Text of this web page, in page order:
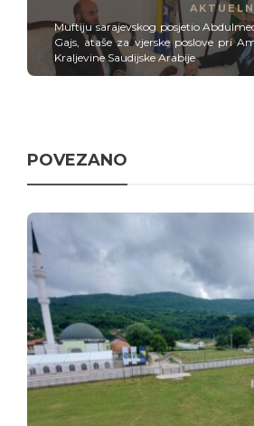
Muftiju sarajevskog posjetio
Gajs, ataše za vjerske poslove pri
Kraljevine Saudijske Arabije
POVEZANO